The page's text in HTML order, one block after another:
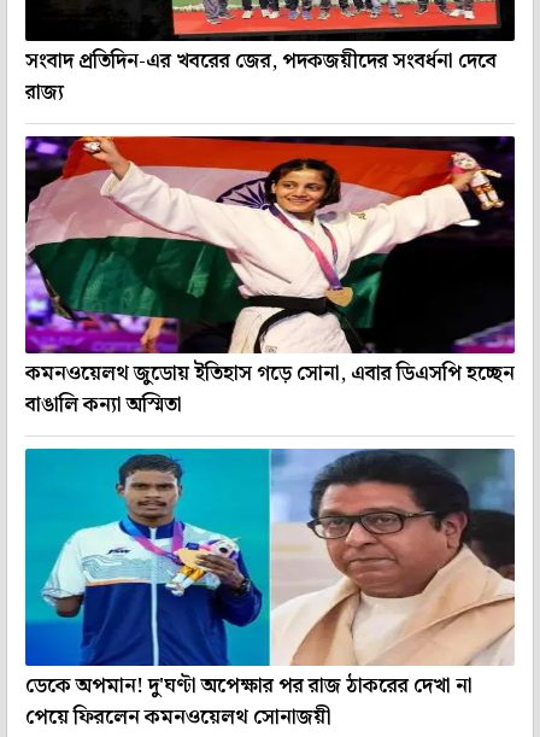
সংবাদ প্রতিদিন-এর খবরের জের, পদকজয়ীদের সংবর্ধনা দেবে
রাজ্য
কমনওয়েলথ জুডোয় ইতিহাস গড়ে সোনা, এবার ডিএসপি হচ্ছেন
বাঙালি কন্যা অস্মিতা
ডেকে অপমান! দু'ঘণ্টা অপেক্ষার পর রাজ ঠাকরের দেখা না
পেয়ে ফিরলেন কমনওয়েলথ সোনাজয়ী